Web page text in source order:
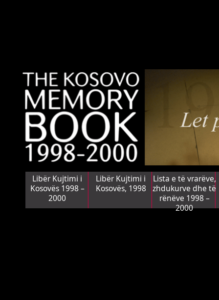
Libër Kujtimi i
Kosovës 1998 –
2000
Libër Kujtimi i
Kosovës, 1998
Lista e të vrarëve,
zhdukurve dhe të
rënëve 1998 –
2000